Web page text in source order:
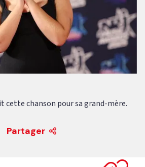
cette chanson pour sa grand-mère.
Partager